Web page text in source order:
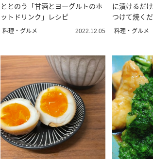
ととのう「甘酒とヨーグルトのホ
ットドリンク」レシピ
料理・グルメ 2022.12.05
に漬けるだ
つけて焼く
料理・グルメ